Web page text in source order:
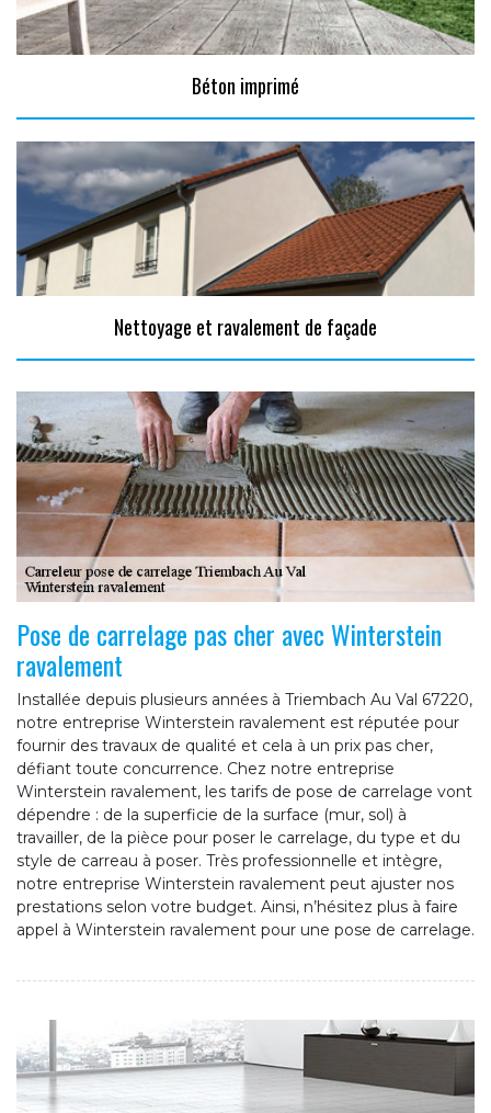
Béton imprimé
Nettoyage et ravalement de façade
Pose de carrelage pas cher avec Winterstein
ravalement
Installée depuis plusieurs années à Triembach Au Val 67220,
notre entreprise Winterstein ravalement est réputée pour
fournir des travaux de qualité et cela à un prix pas cher,
défiant toute concurrence. Chez notre entreprise
Winterstein ravalement, les tarifs de pose de carrelage vont
dépendre : de la superficie de la surface (mur, sol) à
travailler, de la pièce pour poser le carrelage, du type et du
style de carreau à poser. Très professionnelle et intègre,
notre entreprise Winterstein ravalement peut ajuster nos
prestations selon votre budget. Ainsi, n’hésitez plus à faire
appel à Winterstein ravalement pour une pose de carrelage.